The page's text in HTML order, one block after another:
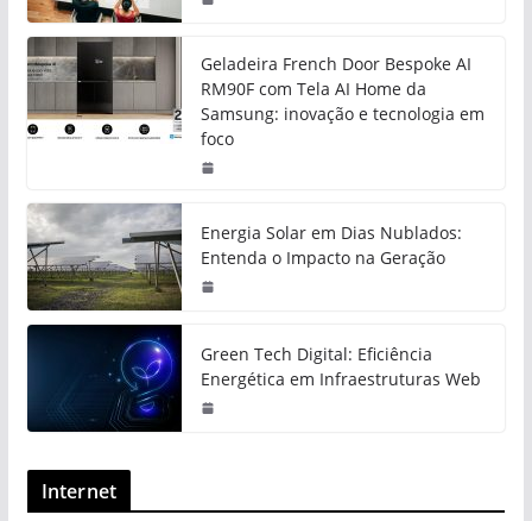
Geladeira French Door Bespoke AI
RM90F com Tela AI Home da
Samsung: inovação e tecnologia em
foco
Energia Solar em Dias Nublados:
Entenda o Impacto na Geração
Green Tech Digital: Eficiência
Energética em Infraestruturas Web
Internet